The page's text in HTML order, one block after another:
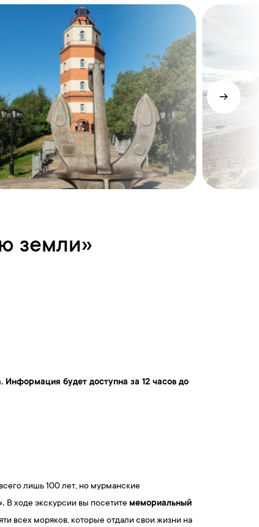
земли»
Информация будет доступна за 12 часов до
лишь 100 лет, но мурманские
В ходе экскурсии вы посетите мемориальный
всех моряков, которые отдали свои жизни на